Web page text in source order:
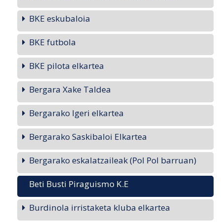
BKE eskubaloia
BKE futbola
BKE pilota elkartea
Bergara Xake Taldea
Bergarako Igeri elkartea
Bergarako Saskibaloi Elkartea
Bergarako eskalatzaileak (Pol Pol barruan)
Beti Busti Piraguismo K.E
Burdinola irristaketa kluba elkartea